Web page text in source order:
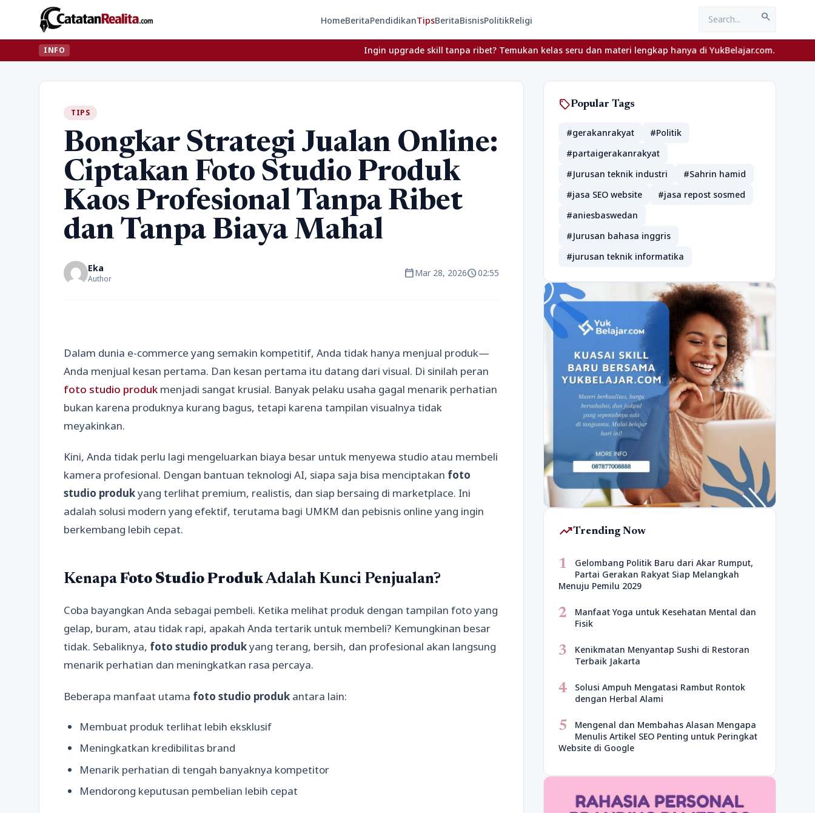
HomeBeritaPendidikanTipsBeritaBisnisPolitikReligi search
INFO Ingin upgrade skill tanpa ribet? Temukan kelas seru dan materi lengkap hanya di YukBelajar.com. Mulai langkah
TIPS
Bongkar Strategi Jualan Online:
Ciptakan Foto Studio Produk
Kaos Profesional Tanpa Ribet
dan Tanpa Biaya Mahal
Eka
Author calendar_todayMar 28, 2026schedule02:55
Dalam dunia e-commerce yang semakin kompetitif, Anda tidak hanya menjual produk—
Anda menjual kesan pertama. Dan kesan pertama itu datang dari visual. Di sinilah peran
foto studio produk menjadi sangat krusial. Banyak pelaku usaha gagal menarik perhatian
bukan karena produknya kurang bagus, tetapi karena tampilan visualnya tidak
meyakinkan.
Kini, Anda tidak perlu lagi mengeluarkan biaya besar untuk menyewa studio atau membeli
kamera profesional. Dengan bantuan teknologi AI, siapa saja bisa menciptakan foto
studio produkyang terlihat premium, realistis, dan siap bersaing di marketplace. Ini
adalah solusi modern yang efektif, terutama bagi UMKM dan pebisnis online yang ingin
berkembang lebih cepat.
KenapaFoto Studio ProdukAdalah Kunci Penjualan?
Coba bayangkan Anda sebagai pembeli. Ketika melihat produk dengan tampilan foto yang
gelap, buram, atau tidak rapi, apakah Anda tertarik untuk membeli? Kemungkinan besar
tidak. Sebaliknya, foto studio produkyang terang, bersih, dan profesional akan langsung
menarik perhatian dan meningkatkan rasa percaya.
Beberapa manfaat utama foto studio produk antara lain:
Membuat produk terlihat lebih eksklusif
Meningkatkan kredibilitas brand
Menarik perhatian di tengah banyaknya kompetitor
Mendorong keputusan pembelian lebih cepat
sellPopular Tags
#gerakanrakyat
#Politik
#partaigerakanrakyat
#Jurusan teknik industri
#Sahrin hamid
#jasa SEO website
#jasa repost sosmed
#aniesbaswedan
#Jurusan bahasa inggris
#jurusan teknik informatika
trending_upTrending Now
1
Gelombang Politik Baru dari Akar Rumput,
Partai Gerakan Rakyat Siap Melangkah
Menuju Pemilu 2029
2
Manfaat Yoga untuk Kesehatan Mental dan
Fisik
3
Kenikmatan Menyantap Sushi di Restoran
Terbaik Jakarta
4
Solusi Ampuh Mengatasi Rambut Rontok
dengan Herbal Alami
5
Mengenal dan Membahas Alasan Mengapa
Menulis Artikel SEO Penting untuk Peringkat
Website di Google